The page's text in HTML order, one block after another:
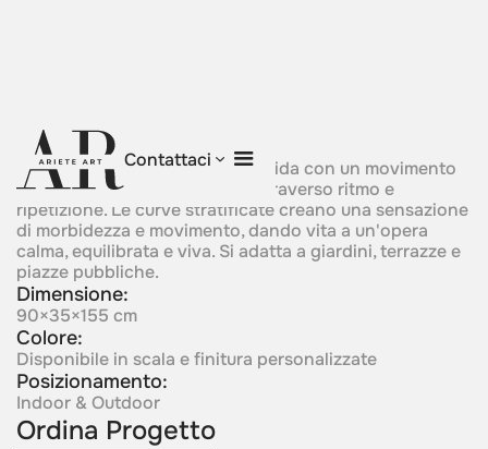
Contattaci
Waves of Harmony
Una composizione scultorea fluida con un movimento
ondulato trasmette armonia attraverso ritmo e
ripetizione. Le curve stratificate creano una sensazione
di morbidezza e movimento, dando vita a un'opera
calma, equilibrata e viva. Si adatta a giardini, terrazze e
piazze pubbliche.
Dimensione:
90×35×155 cm
Colore:
Disponibile in scala e finitura personalizzate
Posizionamento:
Indoor & Outdoor
Ordina Progetto